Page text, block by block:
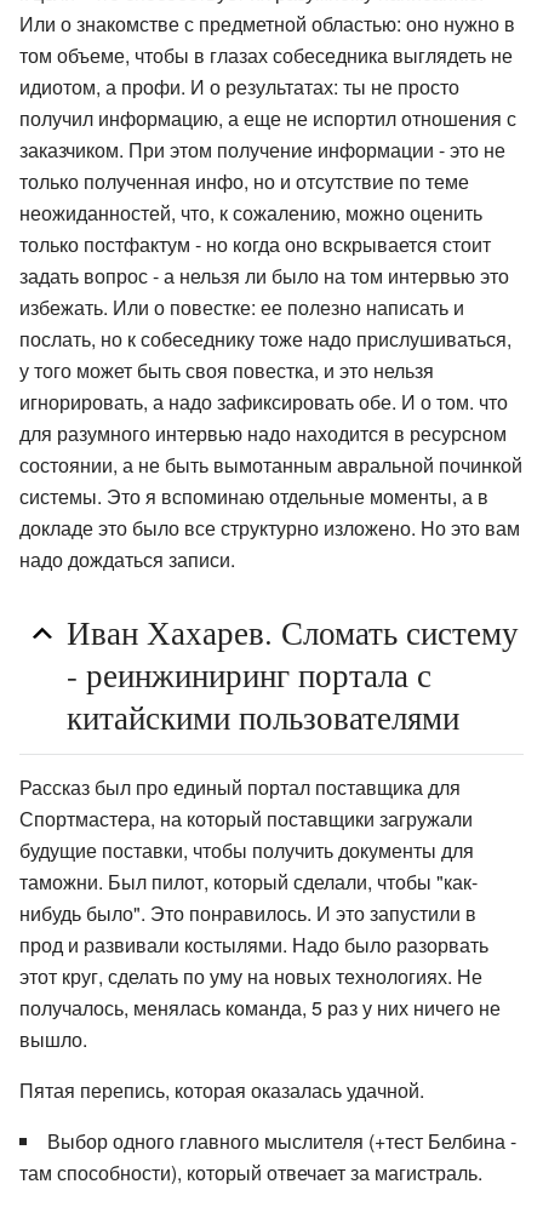
Или о знакомстве с предметной областью: оно нужно в
том объеме, чтобы в глазах собеседника выглядеть не
идиотом, а профи. И о результатах: ты не просто
получил информацию, а еще не испортил отношения с
заказчиком. При этом получение информации - это не
только полученная инфо, но и отсутствие по теме
неожиданностей, что, к сожалению, можно оценить
только постфактум - но когда оно вскрывается стоит
задать вопрос - а нельзя ли было на том интервью это
избежать. Или о повестке: ее полезно написать и
послать, но к собеседнику тоже надо прислушиваться,
у того может быть своя повестка, и это нельзя
игнорировать, а надо зафиксировать обе. И о том. что
для разумного интервью надо находится в ресурсном
состоянии, а не быть вымотанным авральной починкой
системы. Это я вспоминаю отдельные моменты, а в
докладе это было все структурно изложено. Но это вам
надо дождаться записи.
Иван Хахарев. Сломать систему
- реинжиниринг портала с
китайскими пользователями
Рассказ был про единый портал поставщика для
Спортмастера, на который поставщики загружали
будущие поставки, чтобы получить документы для
таможни. Был пилот, который сделали, чтобы "как-
нибудь было". Это понравилось. И это запустили в
прод и развивали костылями. Надо было разорвать
этот круг, сделать по уму на новых технологиях. Не
получалось, менялась команда, 5 раз у них ничего не
вышло.
Пятая перепись, которая оказалась удачной.
Выбор одного главного мыслителя (+тест Белбина -
там способности), который отвечает за магистраль.